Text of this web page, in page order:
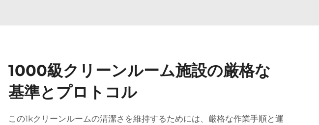
1000級クリーンルーム施設の厳格な
基準とプロトコル
この1kクリーンルームの清潔さを維持するためには、厳格な作業手順と運